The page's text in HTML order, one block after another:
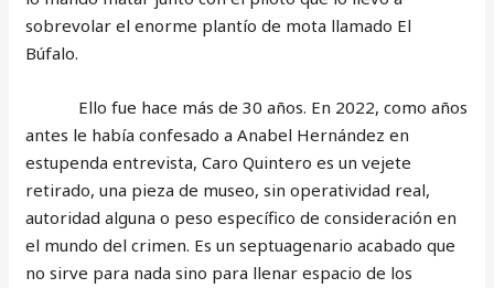
sobrevolar el enorme plantío de mota llamado El
Búfalo.
Ello fue hace más de 30 años. En 2022, como años
antes le había confesado a Anabel Hernández en
estupenda entrevista, Caro Quintero es un vejete
retirado, una pieza de museo, sin operatividad real,
autoridad alguna o peso específico de consideración en
el mundo del crimen. Es un septuagenario acabado que
no sirve para nada sino para llenar espacio de los